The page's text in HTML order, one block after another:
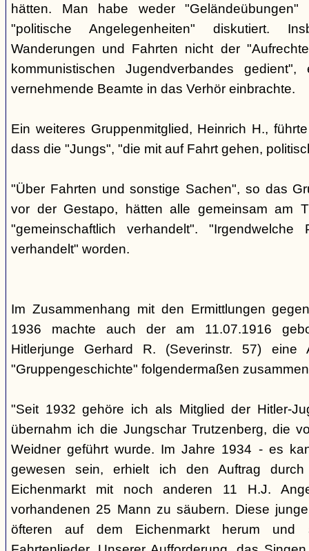
hätten. Man habe weder "Geländeübungen"
"politische Angelegenheiten" diskutiert.
Wanderungen und Fahrten nicht der
kommunistischen Jugendverbandes
vernehmende Beamte in das Verhör einbrachte.
Ein weiteres Gruppenmitglied, Heinrich H.,
dass die "Jungs", "die mit auf Fahrt gehen,
"Über Fahrten und sonstige Sachen", so das
vor der Gestapo, hätten alle gemeinsam am
"gemeinschaftlich verhandelt".
verhandelt" worden.
Im Zusammenhang mit den Ermittlungen
1936 machte auch der am 11.07.1916
Hitlerjunge Gerhard R. (Severinstr. 57)
"Gruppengeschichte" folgendermaßen
"Seit 1932 gehöre ich als Mitglied der Hitler-
übernahm ich die Jungschar Trutzenberg, die
Weidner geführt wurde. Im Jahre 1934 - es
gewesen sein, erhielt ich den Auftrag
Eichenmarkt mit noch anderen 11 H.J.
vorhandenen 25 Mann zu säubern. Diese
öfteren auf dem Eichenmarkt herum und